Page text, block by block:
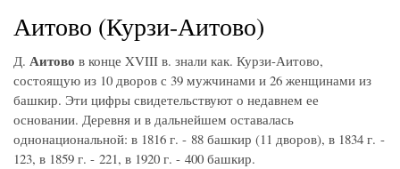
Аитово (Курзи-Аитово)
Д. Аитово в конце XVIII в. знали как. Курзи-Аитово,
состоящую из 10 дворов с 39 мужчинами и 26 женщинами из
башкир. Эти цифры свидетельствуют о недавнем ее
основании. Деревня и в дальнейшем оставалась
однонациональной: в 1816 г. - 88 башкир (11 дворов), в 1834 г. -
123, в 1859 г. - 221, в 1920 г. - 400 башкир.